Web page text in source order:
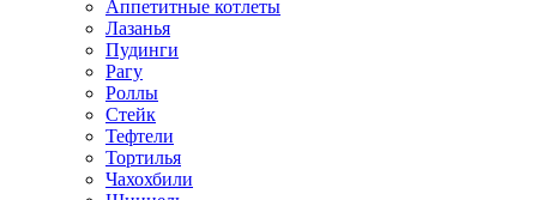
Аппетитные котлеты
Лазанья
Пудинги
Рагу
Роллы
Стейк
Тефтели
Тортилья
Чахохбили